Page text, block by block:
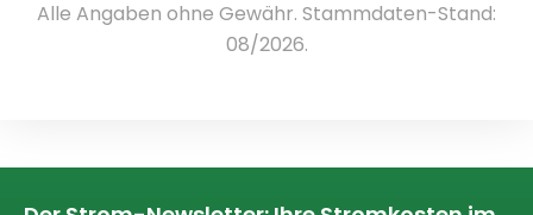
Alle Angaben ohne Gewähr. Stammdaten-Stand:
08/2026.